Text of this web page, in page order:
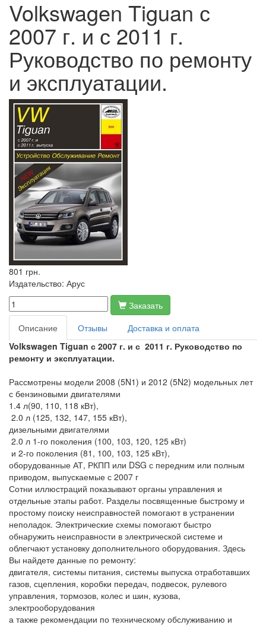
Volkswagen Tiguan с
2007 г. и с 2011 г.
Руководство по ремонту
и эксплуатации.
801 грн.
Издательство: Арус
Заказать
Описание
Отзывы
Доставка и оплата
Volkswagen Tiguan с 2007 г. и с 2011 г. Руководство по
ремонту и эксплуатации.
Рассмотрены модели 2008 (5N1) и 2012 (5N2) модельных лет
с бензиновыми двигателями
1.4 л(90, 110, 118 кВт),
2.0 л (125, 132, 147, 155 кВт),
дизельными двигателями
2.0 л 1-го поколения (100, 103, 120, 125 кВт)
и 2-го поколения (81, 100, 103, 125 кВт),
оборудованные АТ, РКПП или DSG с передним или полным
приводом, выпускаемые с 2007 г
Сотни иллюстраций показывают органы управления и
отдельные этапы работ. Разделы посвященные быстрому и
простому поиску неисправностей помогают в устранении
неполадок. Электрические схемы помогают быстро
обнаружить неисправности в электрической системе и
облегчают установку дополнительного оборудования. Здесь
Вы найдете данные по ремонту:
двигателя, системы питания, системы выпуска отработавших
газов, сцепления, коробки передач, подвесок, рулевого
управления, тормозов, колес и шин, кузова,
электрооборудования
а также рекомендации по техническому обслуживанию и